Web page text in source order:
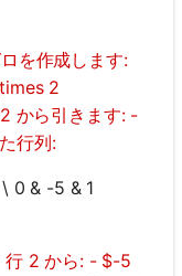
を作成します:
2
から引きます: -
行列:
0 & -5 & 1
行 2 から: - $-5